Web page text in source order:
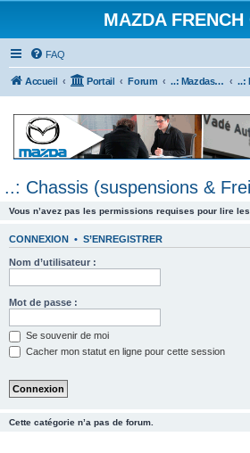
MAZDA FRENCH
FAQ
Accueil Portail Forum ..: Mazdaspeed & MPS :..
..: Chassis (suspensions &
Vous n’avez pas les permissions requises pour lire
CONNEXION • S’ENREGISTRER
Nom d’utilisateur :
Mot de passe :
Se souvenir de moi
Cacher mon statut en ligne pour cette session
Cette catégorie n’a pas de forum.